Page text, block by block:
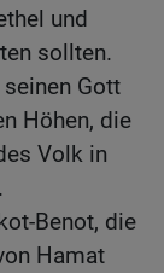
und
sollten.
Gott
Höhen, die
Volk in
Benot, die
Hamat